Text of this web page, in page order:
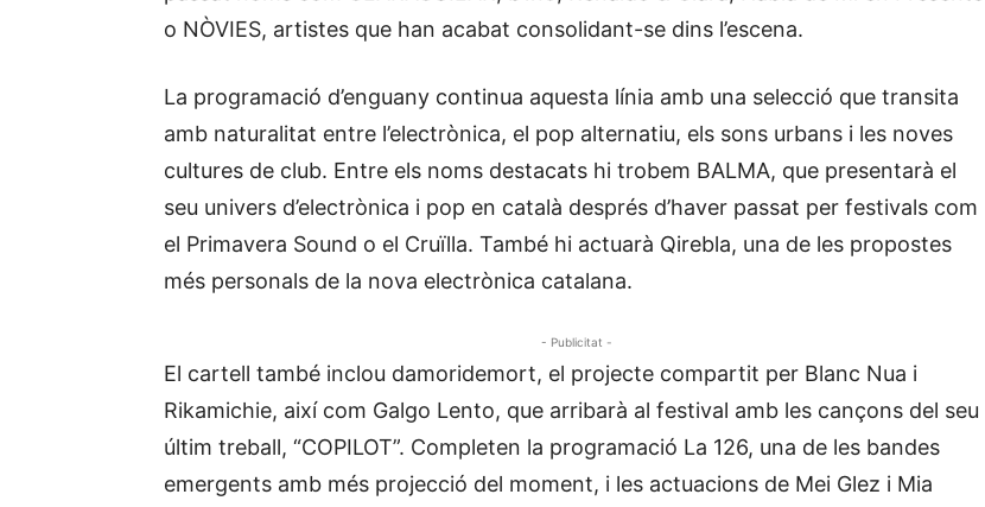
o NÒVIES, artistes que han acabat consolidant-se dins l’escena.
La programació d’enguany continua aquesta línia amb una selecció que transita
amb naturalitat entre l’electrònica, el pop alternatiu, els sons urbans i les noves
cultures de club. Entre els noms destacats hi trobem BALMA, que presentarà el
seu univers d’electrònica i pop en català després d’haver passat per festivals com
el Primavera Sound o el Cruïlla. També hi actuarà Qirebla, una de les propostes
més personals de la nova electrònica catalana.
- Publicitat -
El cartell també inclou damoridemort, el projecte compartit per Blanc Nua i
Rikamichie, així com Galgo Lento, que arribarà al festival amb les cançons del seu
últim treball, “COPILOT”. Completen la programació La 126, una de les bandes
emergents amb més projecció del moment, i les actuacions de Mei Glez i Mia